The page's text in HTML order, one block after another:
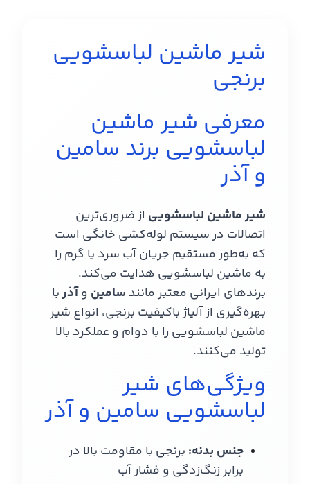
شیر ماشین لباسشویی
برنجی
معرفی شیر ماشین
لباسشویی برند سامین
و آذر
شیر ماشین لباسشویی از ضروری‌ترین
اتصالات در سیستم لوله‌کشی خانگی است
که به‌طور مستقیم جریان آب سرد یا گرم را
به ماشین لباسشویی هدایت می‌کند.
برندهای ایرانی معتبر مانند سامین وآذربا
بهره‌گیری از آلیاژ باکیفیت برنجی، انواع شیر
ماشین لباسشویی را با دوام و عملکرد بالا
تولید می‌کنند.
ویژگی‌های شیر
لباسشویی سامین و آذر
جنس بدنه: برنجی با مقاومت بالا در
برابر زنگ‌زدگی و فشار آب